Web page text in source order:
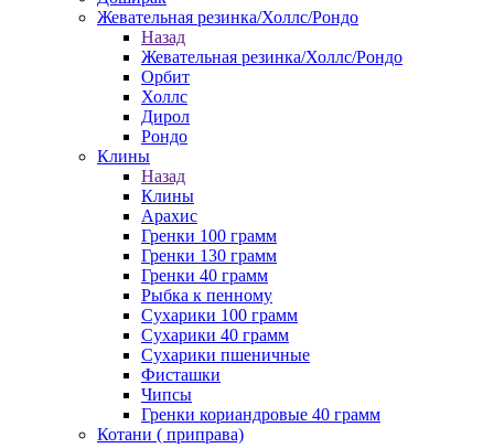
Жевательная резинка/Холлс/Рондо
Назад
Жевательная резинка/Холлс/Рондо
Орбит
Холлс
Дирол
Рондо
Клины
Назад
Клины
Арахис
Гренки 100 грамм
Гренки 130 грамм
Гренки 40 грамм
Рыбка к пенному
Сухарики 100 грамм
Сухарики 40 грамм
Сухарики пшеничные
Фисташки
Чипсы
Гренки кориандровые 40 грамм
Котани ( приправа)